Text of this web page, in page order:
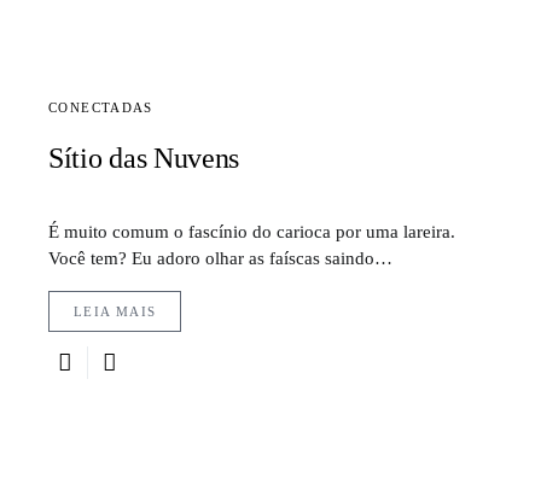
CONECTADAS
Sítio das Nuvens
É muito comum o fascínio do carioca por uma lareira.
Você tem? Eu adoro olhar as faíscas saindo…
LEIA MAIS